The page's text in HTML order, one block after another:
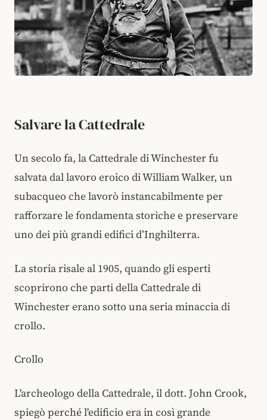
Salvare la Cattedrale
Un secolo fa, la Cattedrale di Winchester fu
salvata dal lavoro eroico di William Walker, un
subacqueo che lavorò instancabilmente per
rafforzare le fondamenta storiche e preservare
uno dei più grandi edifici d’Inghilterra.
La storia risale al 1905, quando gli esperti
scoprirono che parti della Cattedrale di
Winchester erano sotto una seria minaccia di
crollo.
Crollo
L'archeologo della Cattedrale, il dott. John Crook,
spiegò perché l'edificio era in così grande